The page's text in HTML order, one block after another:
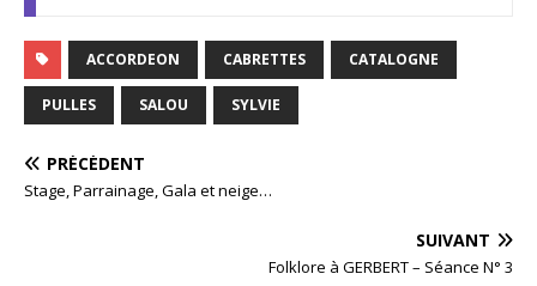
ACCORDEON CABRETTES CATALOGNE
PULLES SALOU SYLVIE
PRÉCÉDENT
Stage, Parrainage, Gala et neige…
SUIVANT
Folklore à GERBERT – Séance N° 3